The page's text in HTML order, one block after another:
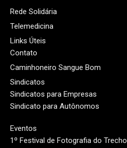
Rede Solidária
Telemedicina
Links Úteis
Contato
Caminhoneiro Sangue Bom
Sindicatos
Sindicatos para Empresas
Sindicato para Autônomos
Eventos
1º Festival de Fotografia do Trecho